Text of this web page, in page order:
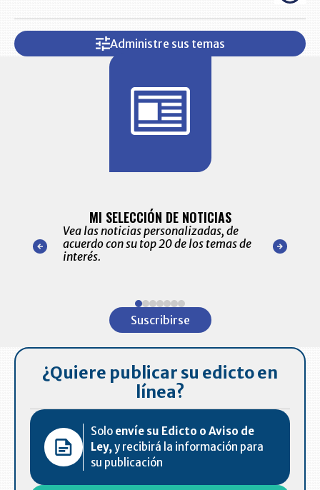
Administre sus temas
nuestro
para
MI SELECCIÓN DE NOTICIAS
Vea las noticias personalizadas, de
acuerdo con su top 20 de los temas de
interés.
de las
Suscribirse
¿Quiere publicar su edicto en
línea?
Solo envíe su Edicto o Aviso de
Ley,y recibirá la información para
su publicación